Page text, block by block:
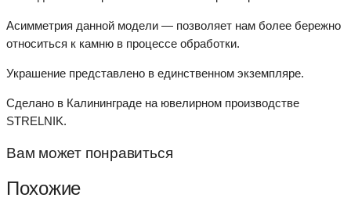
Асимметрия данной модели — позволяет нам более бережно
относиться к камню в процессе обработки.
Украшение представлено в единственном экземпляре.
Сделано в Калининграде на ювелирном производстве
STRELNIK.
Вам может понравиться
Похожие